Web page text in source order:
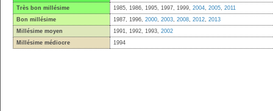
Très bon millésime
1985, 1986, 1995, 1997, 1999, 2004, 2005, 2011
Bon millésime
1987, 1996, 2000, 2003, 2008, 2012, 2013
Millésime moyen
1991, 1992, 1993, 2002
Millésime médiocre
1994